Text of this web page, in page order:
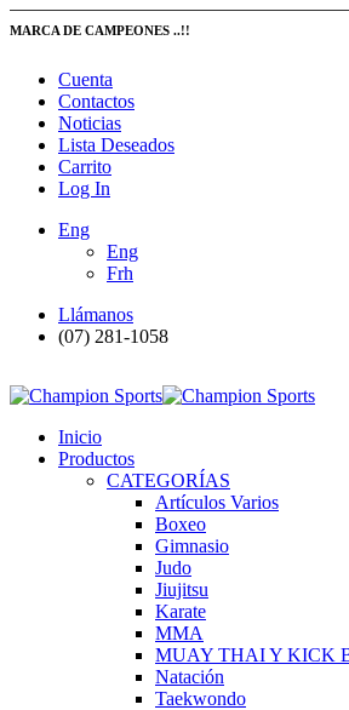
MARCA DE CAMPEONES ..!!
Cuenta
Contactos
Noticias
Lista Deseados
Carrito
Log In
Eng
Eng
Frh
Llámanos
(07) 281-1058
Inicio
Productos
CATEGORÍAS
Artículos Varios
Boxeo
Gimnasio
Judo
Jiujitsu
Karate
MMA
MUAY THAI Y KICK
Natación
Taekwondo